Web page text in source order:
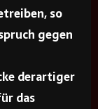
so
gegen
derartiger
das